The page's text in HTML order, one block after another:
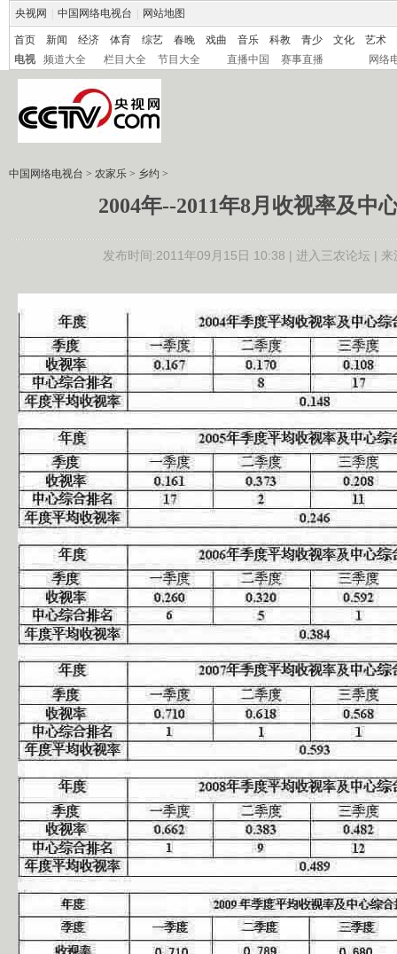
央视网 中国网络电视台 网站地图
首页 新闻 经济 体育 综艺 春晚 戏曲 音乐 科教 青少 文化
艺术
电视
频道大全 栏目大全 节目大全 直播中国 赛事直播 网络
中国网络电视台 > 农家乐 > 乡约 >
2004年--2011年8月收视率及中
发布时间:2011年09月15日 10:38 | 进入三农论坛| 来